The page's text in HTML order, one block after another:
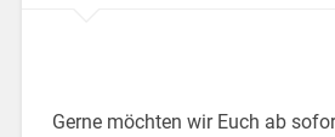
Gerne möchten wir Euch ab